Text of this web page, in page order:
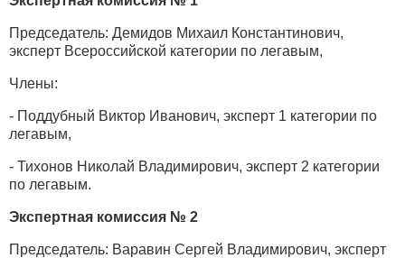
Председатель: Демидов Михаил Константинович,
эксперт Всероссийской категории по легавым,
Члены:
- Поддубный Виктор Иванович, эксперт 1 категории по
легавым,
- Тихонов Николай Владимирович, эксперт 2 категории
по легавым.
Экспертная комиссия № 2
Председатель: Варавин Сергей Владимирович, эксперт